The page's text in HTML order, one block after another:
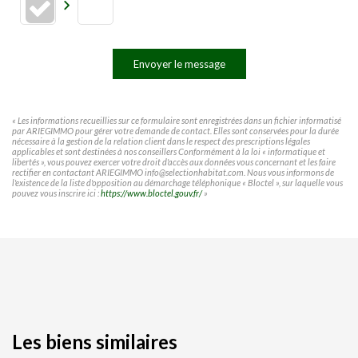
Envoyer le message
« Les informations recueillies sur ce formulaire sont enregistrées dans un fichier informatisé
par ARIEGIMMO pour gérer votre demande de contact. Elles sont conservées pour la durée
nécessaire à la gestion de la relation client dans le respect des prescriptions légales
applicables et sont destinées à nos conseillers Conformément à la loi « informatique et
libertés », vous pouvez exercer votre droit d'accès aux données vous concernant et les faire
rectifier en contactant ARIEGIMMO info@selectionhabitat.com. Nous vous informons de
l'existence de la liste d'opposition au démarchage téléphonique « Bloctel », sur laquelle vous
pouvez vous inscrire ici :https://www.bloctel.gouv.fr/»
Les biens similaires